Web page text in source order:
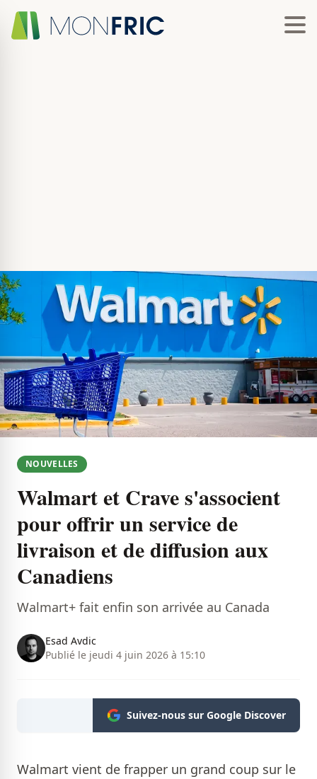
NOUVELLES
Walmart et Crave s'associent
pour offrir un service de
livraison et de diffusion aux
Canadiens
Walmart+ fait enfin son arrivée au Canada
Esad Avdic
Publié le jeudi 4 juin 2026 à 15:10
Suivez-nous sur Google Discover
Walmart vient de frapper un grand coup sur le